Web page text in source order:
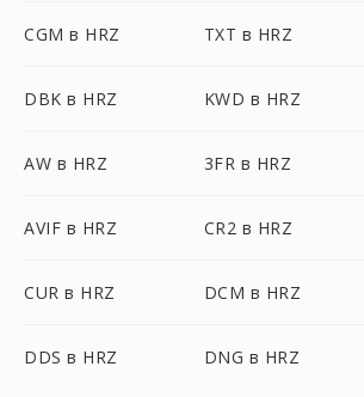
CGM в HRZ TXT в HRZ
DBK в HRZ KWD в HRZ
AW в HRZ 3FR в HRZ
AVIF в HRZ CR2 в HRZ
CUR в HRZ DCM в HRZ
DDS в HRZ DNG в HRZ